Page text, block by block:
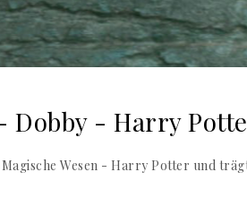
Dobby - Harry
Wesen - Harry Potter und